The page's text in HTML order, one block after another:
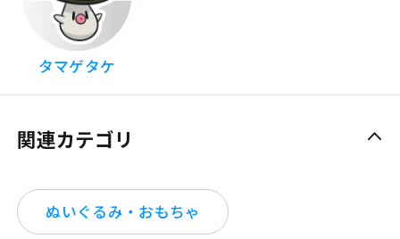
タマゲタケ
関連カテゴリ
ぬいぐるみ・おもちゃ